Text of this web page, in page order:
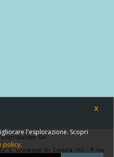
Distribution Srl
S. Giuseppe Di Cassola (VI) - P.Iva:
X
l'esplorazione. Scopri
policy.